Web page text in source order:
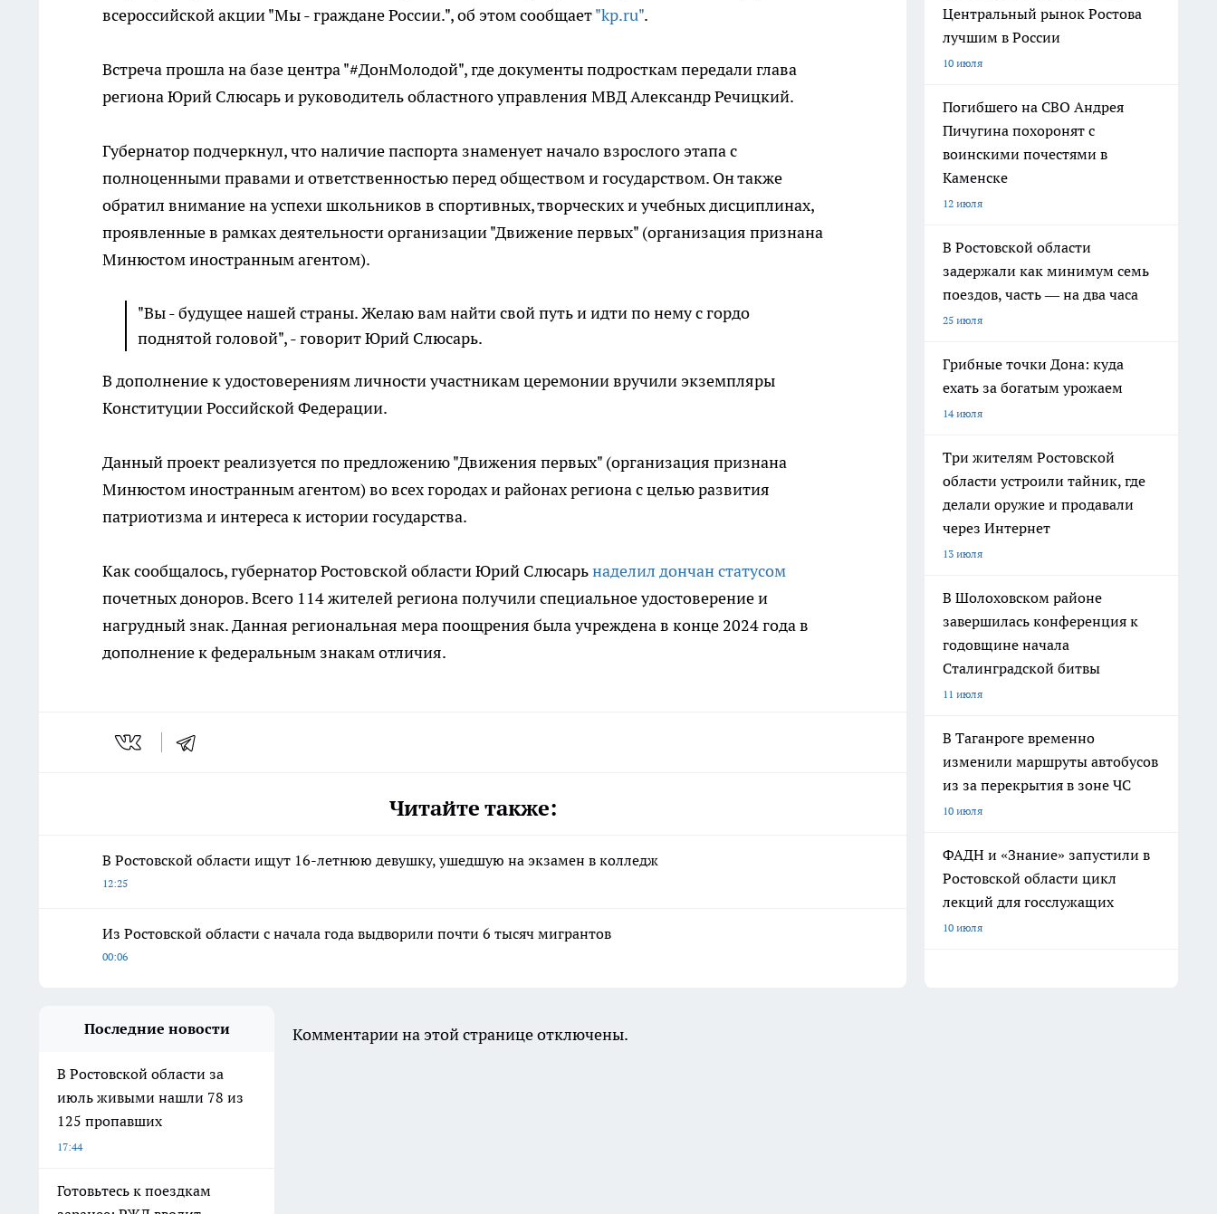
всероссийской акции "Мы - граждане России.", об этом сообщает"kp.ru".
Встреча прошла на базе центра "#ДонМолодой", где документы подросткам передали глава
региона Юрий Слюсарь и руководитель областного управления МВД Александр Речицкий.
Губернатор подчеркнул, что наличие паспорта знаменует начало взрослого этапа с
полноценными правами и ответственностью перед обществом и государством. Он также
обратил внимание на успехи школьников в спортивных, творческих и учебных дисциплинах,
проявленные в рамках деятельности организации "Движение первых" (организация признана
Минюстом иностранным агентом).
"Вы - будущее нашей страны. Желаю вам найти свой путь и идти по нему с гордо
поднятой головой", - говорит Юрий Слюсарь.
В дополнение к удостоверениям личности участникам церемонии вручили экземпляры
Конституции Российской Федерации.
Данный проект реализуется по предложению "Движения первых" (организация признана
Минюстом иностранным агентом) во всех городах и районах региона с целью развития
патриотизма и интереса к истории государства.
Как сообщалось, губернатор Ростовской области Юрий Слюсарьнаделил дончан статусом
почетных доноров. Всего 114 жителей региона получили специальное удостоверение и
нагрудный знак. Данная региональная мера поощрения была учреждена в конце 2024 года в
дополнение к федеральным знакам отличия.
Читайте также:
В Ростовской области ищут 16-летнюю девушку, ушедшую на экзамен в колледж
12:25
Из Ростовской области с начала года выдворили почти 6 тысяч мигрантов
00:06
Центральный рынок Ростова
лучшим в России
10 июля
Погибшего на СВО Андрея
Пичугина похоронят с
воинскими почестями в
Каменске
12 июля
В Ростовской области
задержали как минимум семь
поездов, часть — на два часа
25 июля
Грибные точки Дона: куда
ехать за богатым урожаем
14 июля
Три жителям Ростовской
области устроили тайник, где
делали оружие и продавали
через Интернет
13 июля
В Шолоховском районе
завершилась конференция к
годовщине начала
Сталинградской битвы
11 июля
В Таганроге временно
изменили маршруты автобусов
из за перекрытия в зоне ЧС
10 июля
ФАДН и «Знание» запустили в
Ростовской области цикл
лекций для госслужащих
10 июля
Последние новости
В Ростовской области за
июль живыми нашли 78 из
125 пропавших
17:44
Готовьтесь к поездкам
Комментарии на этой странице отключены.